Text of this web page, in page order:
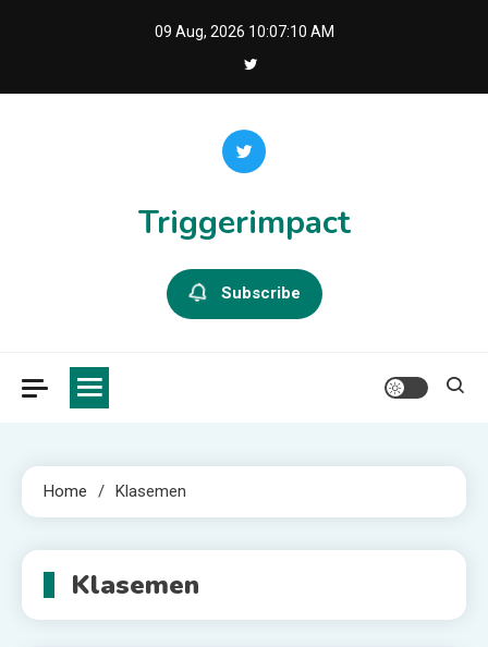
09 Aug, 2026 10:07:10 AM
Triggerimpact
Subscribe
Home Klasemen
Klasemen